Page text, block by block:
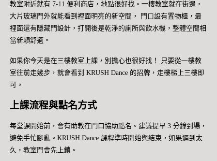
教室附近就有 7-11 便利商店，地點很好找。一樓教室就在街邊，
大片玻璃門外就能看到裡面明亮的新空間， 門口設有置物櫃，最
裡面還有隱藏門設計，打開後是乾淨的廁所與飲水機，整體空間相
當新穎舒適。
如果你今天是在三樓教室上課，別擔心也很好找！ 只要從一樓教
室往前走幾步，就會看到 KRUSH Dance 的招牌，走樓梯上三樓即
可。
上課流程與點名方式
每堂課開始前，會有助教在門口協助點名。建議提早 3 分鐘到場，
避免手忙腳亂。KRUSH Dance 課程準時開始與結束，如果遲到太
久，教室門會先上鎖。